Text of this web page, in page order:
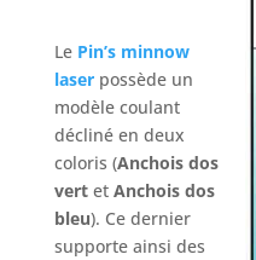
Le Pin’s minnow
laser possède un
modèle coulant
décliné en deux
coloris (Anchois dos
vertet Anchois dos
bleu). Ce dernier
supporte ainsi des